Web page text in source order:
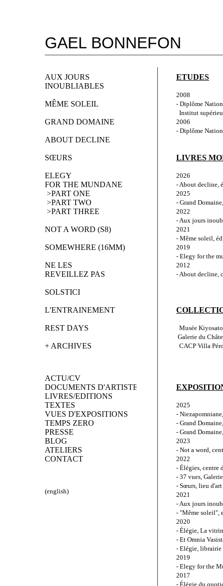
GAEL BONNEFON
AUX JOURS
INOUBLIABLES
MÊME SOLEIL
GRAND DOMAINE
ABOUT DECLINE
SŒURS
ELEGY
FOR THE MUNDANE
>PART ONE
>PART TWO
>PART THREE
NOT A WORD (S8)
SOMEWHERE (16MM)
NE LES
REVEILLEZ PAS
SOLSTICI
L'ENTRAINEMENT
REST DAYS
+ ARCHIVES
ACTU/CV
DOCUMENTS D'ARTISTES
LIVRES/EDITIONS
TEXTES
VUES D'EXPOSITIONS
TEMPS ZERO
PRESSE
BLOG
ATELIERS
CONTACT
(english)
ETUDES
2008
- Diplôme
Institut
2006
- Diplôme
LIVRES
2026
- About decline,
2025
- Grand
2022
- Aux jours
2021
- Même soleil,
2019
- Elegy for the
2012
- About decline,
Musée
Galerie du
CACP Villa
2025
-
- Grand
- Grand
2023
- Not a word,
2022
- Élégies, centre
- 37 vues,
- Sœurs, lieu
2021
- Aux jours
- "Même soleil",
2020
- Élégie, La
- Et Omnia
- Elégie, librairie
2019
- Elegy for the
2017
- Élégie du